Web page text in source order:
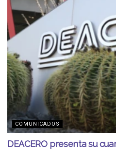
COMUNICADOS
DEACERO presenta su